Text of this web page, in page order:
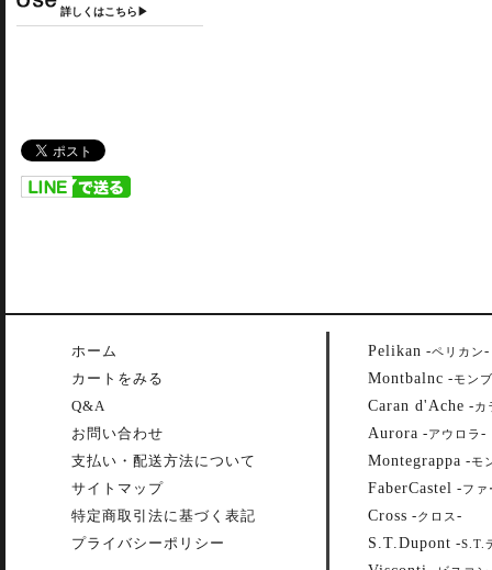
詳しくはこちら▶
ホーム
カートをみる
Q&A
お問い合わせ
支払い・配送方法について
サイトマップ
特定商取引法に基づく表記
プライバシーポリシー
Pelikan -ペリカン-
Montbalnc -モン
Caran d'Ache -カ
Aurora -アウロラ -
Montegrappa -モ
FaberCastel -ファ
Cross -クロス -
S.T.Dupont -S.T.